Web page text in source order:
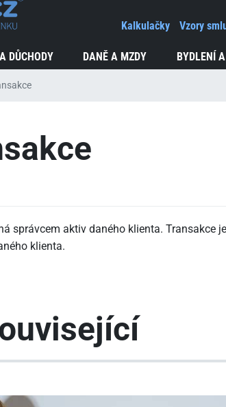
DŮCHODY DANĚ A MZDY BYDLENÍ
Kalkulačky Vzory
správcem aktiv daného klienta. Transakce je
klienta.